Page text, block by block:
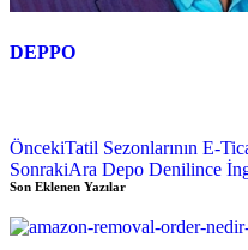
DEPPO
ÖncekiTatil Sezonlarının E-
SonrakiAra Depo Denilince
Son Eklenen Yazılar